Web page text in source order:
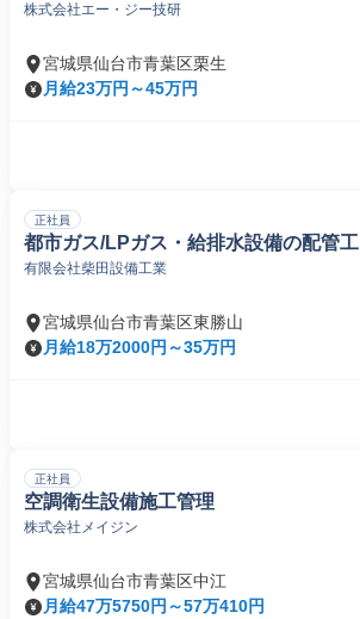
株式会社エー・ジー技研
宮城県仙台市青葉区栗生
月給23万円～45万円
正社員
都市ガス/LPガス・給排水設備の配管工
有限会社柴田設備工業
宮城県仙台市青葉区東勝山
月給18万2000円～35万円
正社員
空調衛生設備施工管理
株式会社メイジン
宮城県仙台市青葉区中江
月給47万5750円～57万410円